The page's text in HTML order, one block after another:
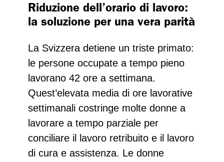
Riduzione dell’orario di lavoro:
la soluzione per una vera parità
La Svizzera detiene un triste primato:
le persone occupate a tempo pieno
lavorano 42 ore a settimana.
Quest’elevata media di ore lavorative
settimanali costringe molte donne a
lavorare a tempo parziale per
conciliare il lavoro retribuito e il lavoro
di cura e assistenza. Le donne